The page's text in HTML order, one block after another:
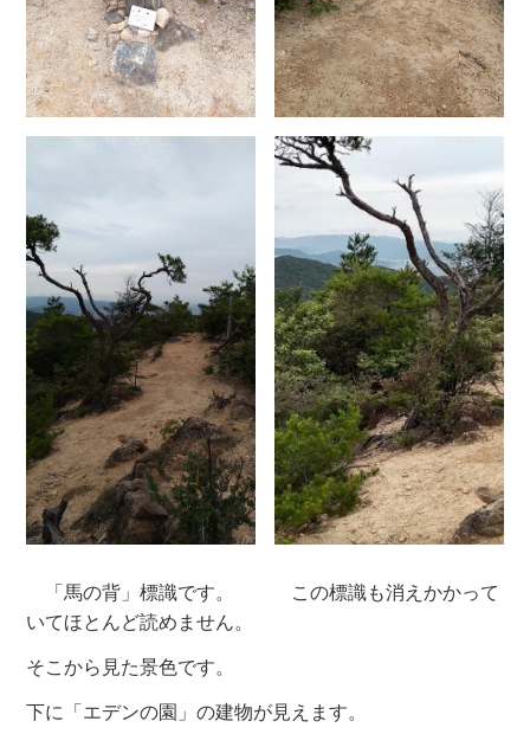
「馬の背」標識です。 この標識も消えかかって
いてほとんど読めません。
そこから見た景色です。
下に「エデンの園」の建物が見えます。